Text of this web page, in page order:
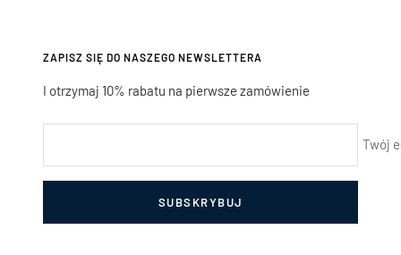
ZAPISZ SIĘ DO NASZEGO NEWSLETTERA
I otrzymaj 10% rabatu na pierwsze zamówienie
Twój
SUBSKRYBUJ